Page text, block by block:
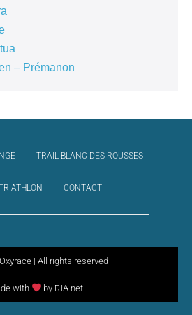
– Prémanon
TRAIL BLANC DES ROUSSES
CONTACT
| All rights reserved
with by FJA.net